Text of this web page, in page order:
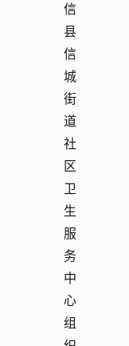
信
县
信
城
街
道
社
区
卫
生
服
务
中
心
组